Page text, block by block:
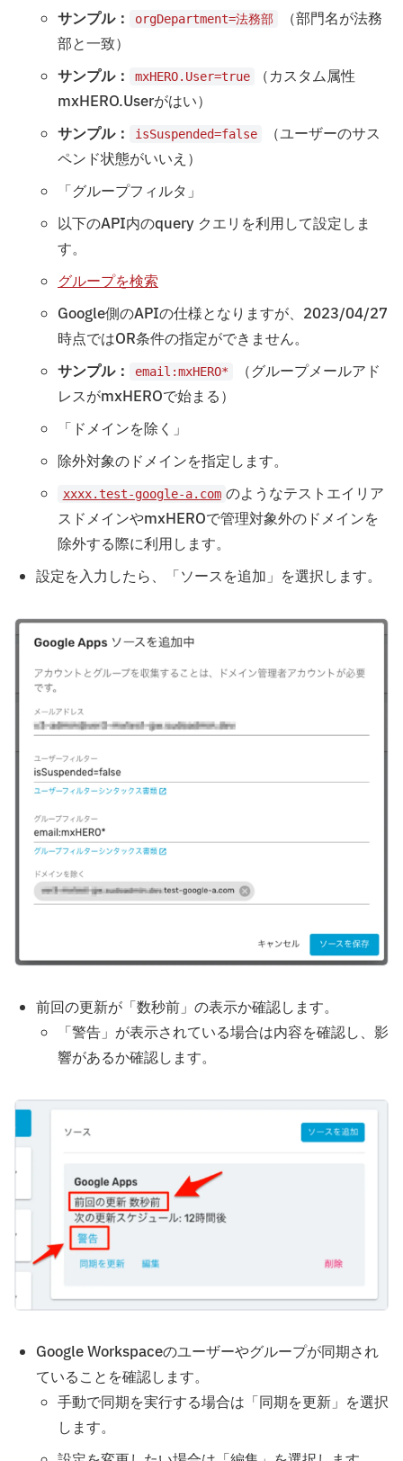
サンプル：
orgDepartment=法務部
（部門名が法務
部と一致）
サンプル：
mxHERO.User=true
（カスタム属性
mxHERO.Userがはい）
サンプル：
isSuspended=false
（ユーザーのサス
ペンド状態がいいえ）
「グループフィルタ」
以下のAPI内のquery クエリを利用して設定しま
す。
グループを検索
Google側のAPIの仕様となりますが、2023/04/27
時点ではOR条件の指定ができません。
サンプル：
email:mxHERO*
（グループメールアド
レスがmxHEROで始まる）
「ドメインを除く」
除外対象のドメインを指定します。
xxxx.test-google-a.com のようなテストエイリア
スドメインやmxHEROで管理対象外のドメインを
除外する際に利用します。
設定を入力したら、「ソースを追加」を選択します。
前回の更新が「数秒前」の表示か確認します。
「警告」が表示されている場合は内容を確認し、影
響があるか確認します。
Google Workspaceのユーザーやグループが同期され
ていることを確認します。
手動で同期を実行する場合は「同期を更新」を選択
します。